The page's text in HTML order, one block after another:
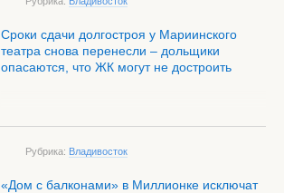
Сроки сдачи долгостроя у Мариинского
театра снова перенесли – дольщики
опасаются, что ЖК могут не достроить
Рубрика: Владивосток
«Дом с балконами» в Миллионке исключат